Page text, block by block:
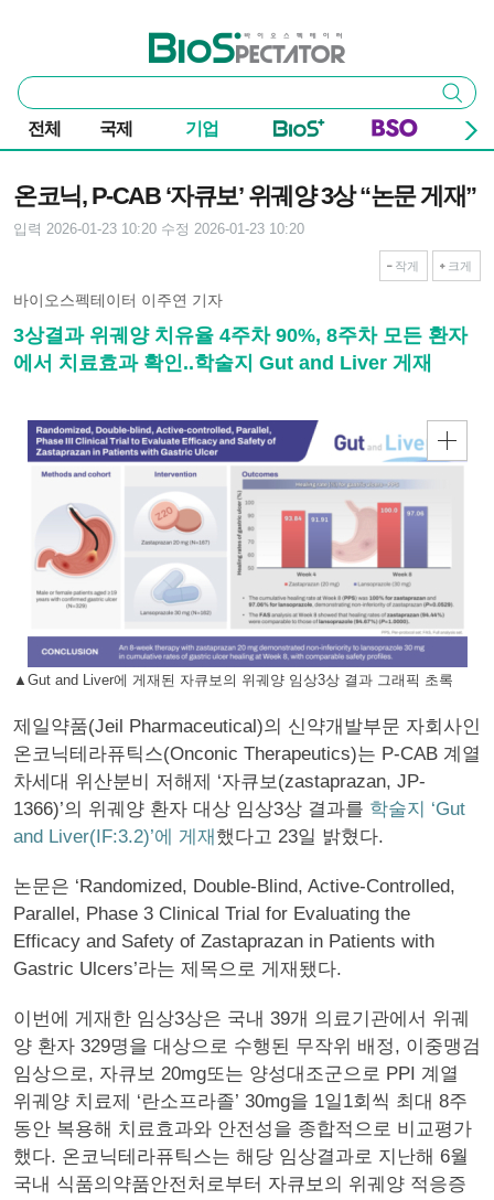
바이오스펙테이터
통
합
검
색
검색
전체 국제 기업
온코닉, P-CAB ‘자큐보’ 위궤양 3상 “논문 게재”
입력 2026-01-23 10:20 수정 2026-01-23 10:20
작게 크게
바이오스펙테이터 이주연 기자
3상결과 위궤양 치유율 4주차 90%, 8주차 모든 환자
에서 치료효과 확인..학술지 Gut and Liver 게재
▲Gut and Liver에 게재된 자큐보의 위궤양 임상3상 결과 그래픽 초록
제일약품(Jeil Pharmaceutical)의 신약개발부문 자회사인
온코닉테라퓨틱스(Onconic Therapeutics)는 P-CAB 계열
차세대 위산분비 저해제 ‘자큐보(zastaprazan, JP-
1366)’의 위궤양 환자 대상 임상3상 결과를 학술지 ‘Gut
and Liver(IF:3.2)’에 게재 했다고 23일 밝혔다.
논문은 ‘Randomized, Double-Blind, Active-Controlled,
Parallel, Phase 3 Clinical Trial for Evaluating the
Efficacy and Safety of Zastaprazan in Patients with
Gastric Ulcers’라는 제목으로 게재됐다.
이번에 게재한 임상3상은 국내 39개 의료기관에서 위궤
양 환자 329명을 대상으로 수행된 무작위 배정, 이중맹검
임상으로, 자큐보 20mg또는 양성대조군으로 PPI 계열
위궤양 치료제 ‘란소프라졸’ 30mg을 1일1회씩 최대 8주
동안 복용해 치료효과와 안전성을 종합적으로 비교평가
했다. 온코닉테라퓨틱스는 해당 임상결과로 지난해 6월
국내 식품의약품안전처로부터 자큐보의 위궤양 적응증